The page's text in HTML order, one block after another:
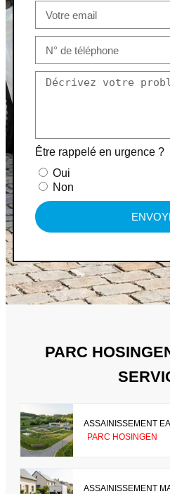
Être rappelé en urgence ?
Oui
Non
PARC
ASSAINISSEMENT
PARC HOSINGEN
ASSAINISSEMENT